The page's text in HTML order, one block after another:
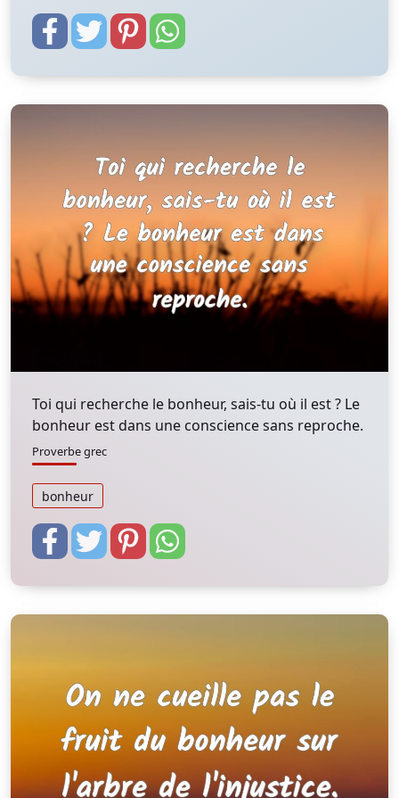
Toi qui recherche le bonheur, sais-tu où il est ? Le
bonheur est dans une conscience sans reproche.
Proverbe grec
bonheur